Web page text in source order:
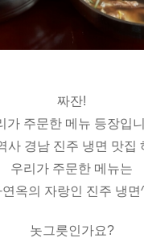
짜잔!
가 주문한 메뉴 등장입
사 경남 진주 냉면 맛집
우리가 주문한 메뉴는
연옥의 자랑인 진주 냉면
놋그릇인가요?